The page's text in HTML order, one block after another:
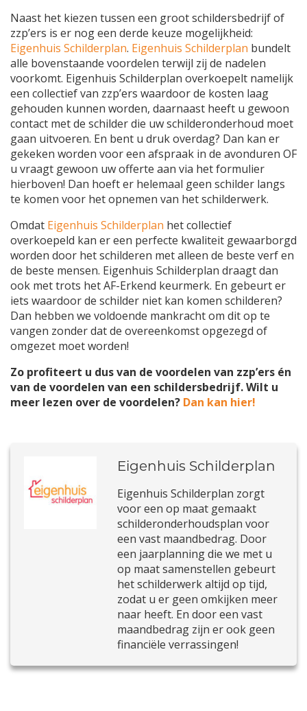
Naast het kiezen tussen een groot schildersbedrijf of
zzp’ers is er nog een derde keuze mogelijkheid:
Eigenhuis Schilderplan. Eigenhuis Schilderplan bundelt
alle bovenstaande voordelen terwijl zij de nadelen
voorkomt. Eigenhuis Schilderplan overkoepelt namelijk
een collectief van zzp’ers waardoor de kosten laag
gehouden kunnen worden, daarnaast heeft u gewoon
contact met de schilder die uw schilderonderhoud moet
gaan uitvoeren. En bent u druk overdag? Dan kan er
gekeken worden voor een afspraak in de avonduren OF
u vraagt gewoon uw offerte aan via het formulier
hierboven! Dan hoeft er helemaal geen schilder langs
te komen voor het opnemen van het schilderwerk.
Omdat Eigenhuis Schilderplan het collectief
overkoepeld kan er een perfecte kwaliteit gewaarborgd
worden door het schilderen met alleen de beste verf en
de beste mensen. Eigenhuis Schilderplan draagt dan
ook met trots het AF-Erkend keurmerk. En gebeurt er
iets waardoor de schilder niet kan komen schilderen?
Dan hebben we voldoende mankracht om dit op te
vangen zonder dat de overeenkomst opgezegd of
omgezet moet worden!
Zo profiteert u dus van de voordelen van zzp’ers én
van de voordelen van een schildersbedrijf. Wilt u
meer lezen over de voordelen? Dan kan hier!
Eigenhuis Schilderplan
Eigenhuis Schilderplan zorgt
voor een op maat gemaakt
schilderonderhoudsplan voor
een vast maandbedrag. Door
een jaarplanning die we met u
op maat samenstellen gebeurt
het schilderwerk altijd op tijd,
zodat u er geen omkijken meer
naar heeft. En door een vast
maandbedrag zijn er ook geen
financiële verrassingen!